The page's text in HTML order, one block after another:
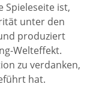
Spieleseite ist,
unter den
produziert
Welteffekt.
zu verdanken,
hat.